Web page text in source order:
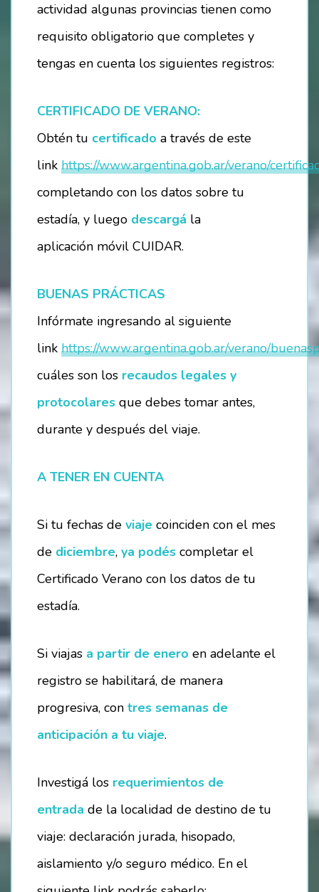
SÉ PARTE DE NUESTRO EQUIPO
VACANTES DISPONIBLES
INSTITUCIONES EDUCATIVAS
actividad algunas provincias tienen como
requisito obligatorio que completes y
tengas en cuenta los siguientes registros:
CERTIFICADO DE VERANO:
Obtén tu certificado a través de este
link https://www.argentina.gob.ar/verano/
completando con los datos sobre tu
estadía, y luego descargá la
aplicación móvil CUIDAR.
BUENAS PRÁCTICAS
Infórmate ingresando al siguiente
link https://www.argentina.gob.ar/verano/
cuáles son los recaudos legales y
protocolares que debes tomar antes,
durante y después del viaje.
A TENER EN CUENTA
Si tu fechas de viaje coinciden con el mes
de diciembre, ya podés completar el
Certificado Verano con los datos de tu
estadía.
Si viajas a partir de enero en adelante el
registro se habilitará, de manera
progresiva, con tres semanas de
anticipación a tu viaje.
Investigá los requerimientos de
entrada de la localidad de destino de tu
viaje: declaración jurada, hisopado,
aislamiento y/o seguro médico. En el